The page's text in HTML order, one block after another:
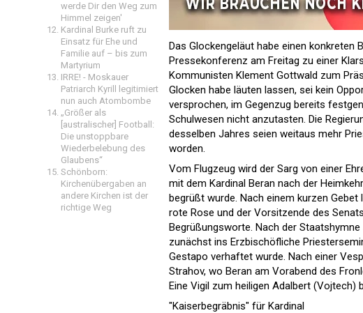
werde Dir den Weg zum
Himmel zeigen'
Kardinal Burke ruft zu
Einsatz für Ehe und
Familie auf – bis zum
Martyrium
IRRE! - Moskauer
Patriarch Kyrill legitimiert
nun auch Atombombe
„Größer als
[australischer] Football:
Die unstoppbare
Wiederbelebung des
Glaubens“
Schönborn:
Kirchenübergaben an
andere Kirchen ist der
richtige Weg
Das Glockengeläut habe einen konkreten
Pressekonferenz am Freitag zu einer
Kommunisten Klement Gottwald zum
Glocken habe läuten lassen, sei kein
versprochen, im Gegenzug bereits
Schulwesen nicht anzutasten. Die
desselben Jahres seien weitaus mehr
worden.
Vom Flugzeug wird der Sarg von einer
mit dem Kardinal Beran nach der
begrüßt wurde. Nach einem kurzen
rote Rose und der Vorsitzende des
Begrüßungsworte. Nach der
zunächst ins Erzbischöfliche
Gestapo verhaftet wurde. Nach einer
Strahov, wo Beran am Vorabend des
Eine Vigil zum heiligen Adalbert (Vojtech)
"Kaiserbegräbnis" für Kardinal